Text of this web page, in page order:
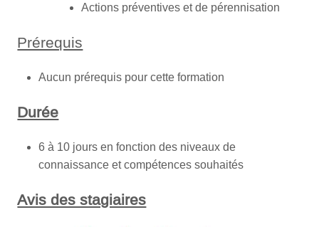
Actions préventives et de pérennisation
Prérequis
Aucun prérequis pour cette formation
Durée
6 à 10 jours en fonction des niveaux de
connaissance et compétences souhaités
Avis des stagiaires